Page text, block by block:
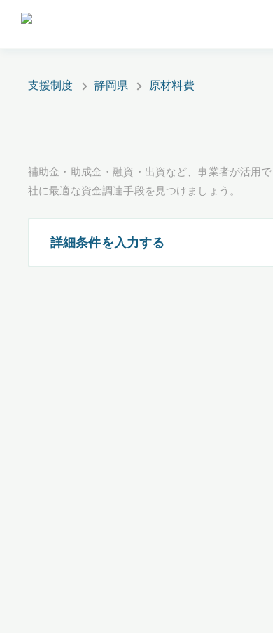
支援制度 静岡県 原材料費
補助金・助成金・融資・出資など、事業者が活用
社に最適な資金調達手段を見つけましょう。
詳細条件を入力する